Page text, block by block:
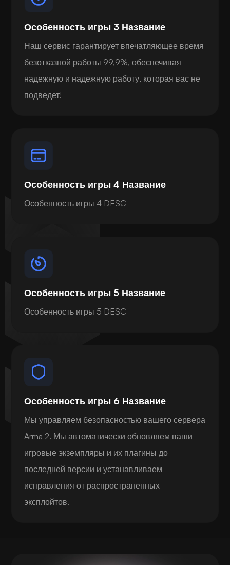
Особенность игры 3 Название
Наш сервис гарантирует впечатляющее время
безотказной работы 99,9%, обеспечивая
надежную и надежную работу, которая вас не
подведет!
Особенность игры 4 Название
Особенность игры 4 DESC
Особенность игры 5 Название
Особенность игры 5 DESC
Особенность игры 6 Название
Мы управляем безопасностью вашего сервера
Arma 2. Мы автоматически обновляем ваши
игровые экземпляры и их плагины до
последней версии и устанавливаем
исправления от распространенных
эксплойтов.